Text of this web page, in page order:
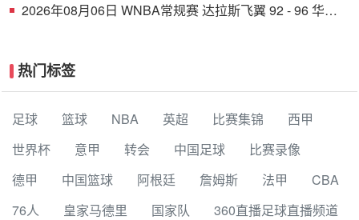
2026年08月06日 WNBA常规赛 达拉斯飞翼 92 - 96 华盛
热门标签
足球 篮球 NBA 英超 比赛集锦
西甲
世界杯
意甲 转会 中国足球
比赛录像
德甲
中国篮球 阿根廷 詹姆斯 法甲
CBA
76人
皇家马德里 国家队
360直播足球直播频道